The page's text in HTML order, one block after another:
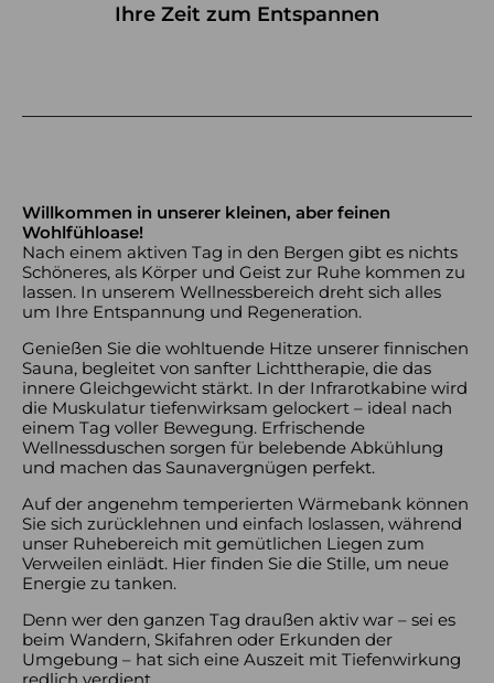
Ihre Zeit zum Entspannen
Willkommen in unserer kleinen, aber feinen
Wohlfühloase!
Nach einem aktiven Tag in den Bergen gibt es nichts
Schöneres, als Körper und Geist zur Ruhe kommen zu
lassen. In unserem Wellnessbereich dreht sich alles
um Ihre Entspannung und Regeneration.
Genießen Sie die wohltuende Hitze unserer finnischen
Sauna, begleitet von sanfter Lichttherapie, die das
innere Gleichgewicht stärkt. In der Infrarotkabine wird
die Muskulatur tiefenwirksam gelockert – ideal nach
einem Tag voller Bewegung. Erfrischende
Wellnessduschen sorgen für belebende Abkühlung
und machen das Saunavergnügen perfekt.
Auf der angenehm temperierten Wärmebank können
Sie sich zurücklehnen und einfach loslassen, während
unser Ruhebereich mit gemütlichen Liegen zum
Verweilen einlädt. Hier finden Sie die Stille, um neue
Energie zu tanken.
Denn wer den ganzen Tag draußen aktiv war – sei es
beim Wandern, Skifahren oder Erkunden der
Umgebung – hat sich eine Auszeit mit Tiefenwirkung